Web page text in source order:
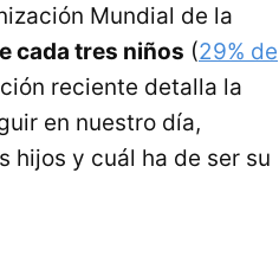
Mundial de la
cada tres niños (29% de
reciente detalla la
en nuestro día,
hijos y cuál ha de ser su